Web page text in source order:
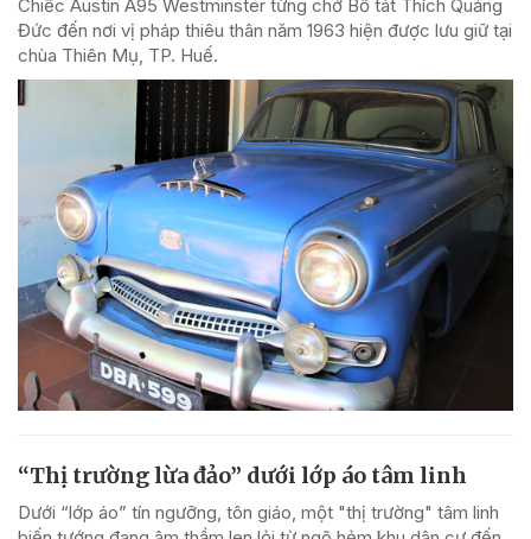
Chiếc Austin A95 Westminster từng chở Bồ tát Thích Quảng
Đức đến nơi vị pháp thiêu thân năm 1963 hiện được lưu giữ tại
chùa Thiên Mụ, TP. Huế.
“Thị trường lừa đảo” dưới lớp áo tâm linh
Dưới “lớp áo” tín ngưỡng, tôn giáo, một "thị trường" tâm linh